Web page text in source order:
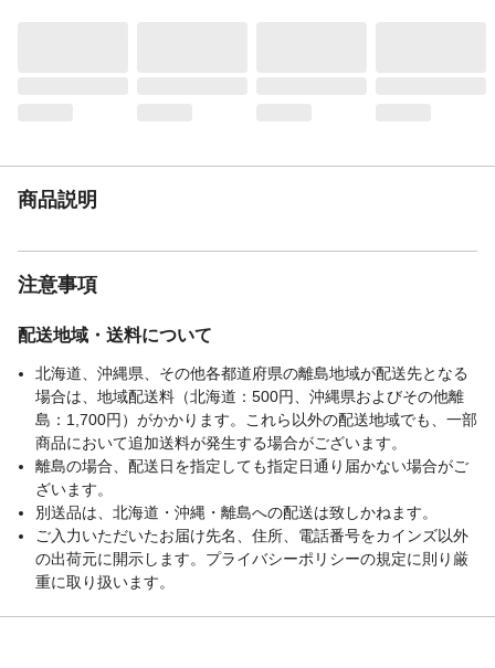
商品説明
注意事項
配送地域・送料について
北海道、沖縄県、その他各都道府県の離島地域が配送先となる
場合は、地域配送料（北海道：500円、沖縄県およびその他離
島：1,700円）がかかります。これら以外の配送地域でも、一部
商品において追加送料が発生する場合がございます。
離島の場合、配送日を指定しても指定日通り届かない場合がご
ざいます。
別送品は、北海道・沖縄・離島への配送は致しかねます。
ご入力いただいたお届け先名、住所、電話番号をカインズ以外
の出荷元に開示します。プライバシーポリシーの規定に則り厳
重に取り扱います。